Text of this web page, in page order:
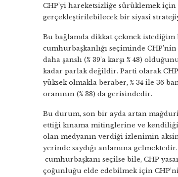
CHP’yi hareketsizliğe sürüklemek
gerçekleştirilebilecek bir siyasî
Bu bağlamda dikkat çekmek
cumhurbaşkanlığı seçiminde
daha şanslı (% 39’a karşı % 48)
kadar parlak değildir. Parti olarak
yüksek olmakla beraber, % 34 ile 36
oranının (% 38) da gerisindedir.
Bu durum, son bir ayda artan
ettiği kınama mitinglerine ve
olan medyanın verdiği izlenimin
yerinde saydığı anlamına
cumhurbaşkanı seçilse bile, CHP
çoğunluğu elde edebilmek için